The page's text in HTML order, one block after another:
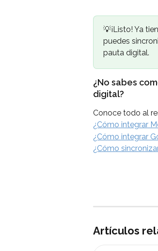
💡¡Listo! Ya
puedes
pauta digital.
¿No sabes
digital?
Conoce todo al
¿Cómo integrar
¿Cómo integrar
¿Cómo
Artículos